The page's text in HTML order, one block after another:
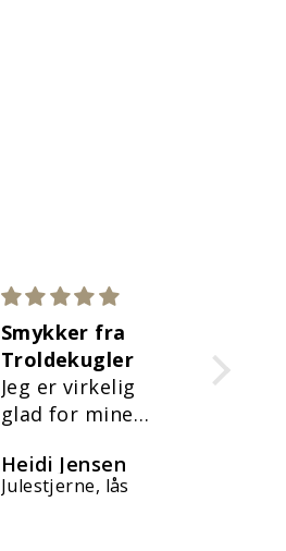
Smykker fra
Troldekugler
Jeg er virkelig
glad for mine
Troldekugler.
De holder For
Heidi Jensen
Julestjerne, lås